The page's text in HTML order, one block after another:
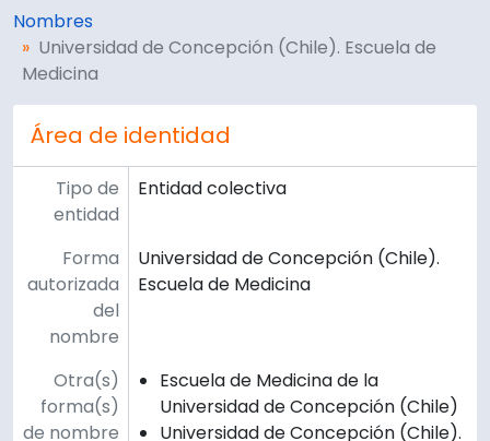
Nombres
Universidad de Concepción (Chile). Escuela de
Medicina
Área de identidad
Tipo de
entidad
Entidad colectiva
Forma
autorizada
del
nombre
Universidad de Concepción (Chile).
Escuela de Medicina
Otra(s)
forma(s)
de nombre
Escuela de Medicina de la
Universidad de Concepción (Chile)
Universidad de Concepción (Chile).